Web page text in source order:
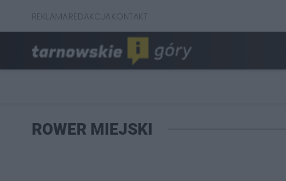
REKLAMAREDAKCJAKONTAKT
ROWER MIEJSKI